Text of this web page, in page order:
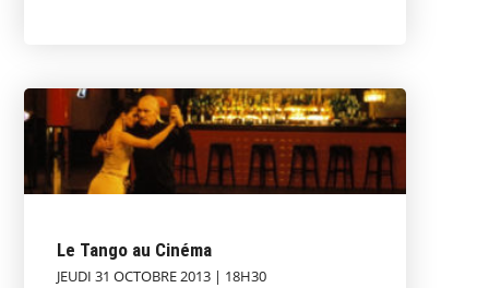
Le Tango au Cinéma
JEUDI 31 OCTOBRE 2013 | 18H30